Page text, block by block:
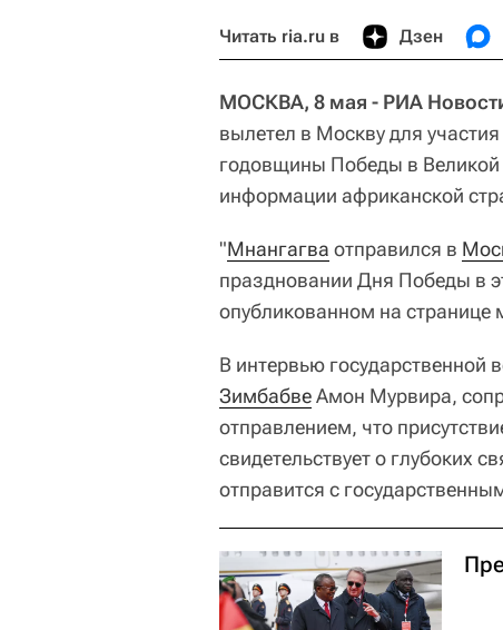
Читать ria.ru в Дзен
МОСКВА, 8 мая - РИА
вылетел в Москву для
годовщины Победы в Великой
информации африканской
"Мнангагва отправился в
праздновании Дня Победы в
опубликованном на странице
В интервью
ЗимбабвеАмон Мурвира,
отправлением, что
свидетельствует о глубоких
отправится с